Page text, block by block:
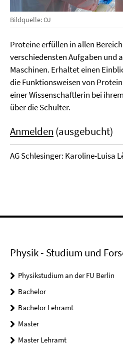
Bildquelle: OJ
Proteine erfüllen in allen
verschiedensten Aufgaben und
Maschinen. Erhaltet einen
die Funktionsweisen von
einer Wissenschaftlerin bei
über die Schulter.
Anmelden (ausgebucht)
AG Schlesinger: Karoline-Luisa
Physik - Studium und
Physikstudium an der FU Berlin
Bachelor
Bachelor Lehramt
Master
Master Lehramt